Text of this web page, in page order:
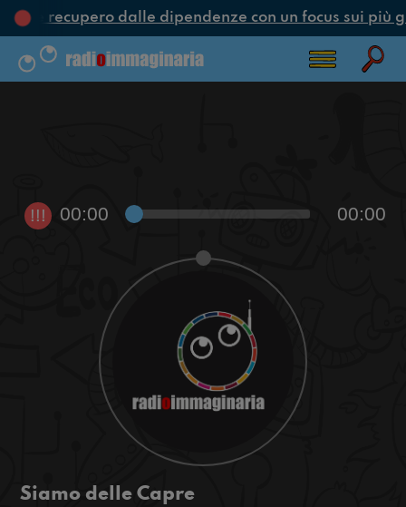
e recupero dalle dipendenze con un focus sui più
!!! 00:00 00:00
Siamo delle Capre